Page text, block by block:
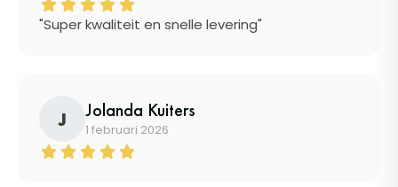
"Super kwaliteit en snelle levering"
J Jolanda Kuiters
1 februari 2026